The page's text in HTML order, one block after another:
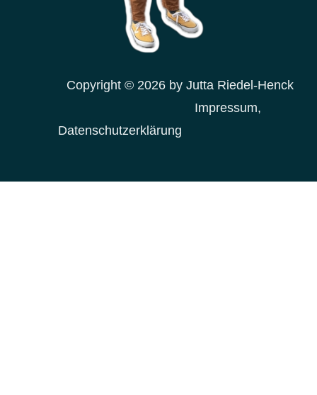
Copyright © 2026 by Jutta Riedel-Henck
Impressum,
Datenschutzerklärung